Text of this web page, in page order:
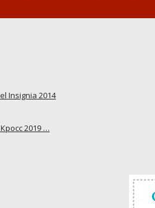
Insignia 2014
2019 …